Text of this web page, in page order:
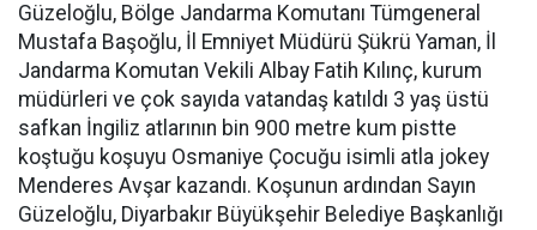
Güzeloğlu, Bölge Jandarma Komutanı Tümgeneral
Mustafa Başoğlu, İl Emniyet Müdürü Şükrü Yaman, İl
Jandarma Komutan Vekili Albay Fatih Kılınç, kurum
müdürleri ve çok sayıda vatandaş katıldı 3 yaş üstü
safkan İngiliz atlarının bin 900 metre kum pistte
koştuğu koşuyu Osmaniye Çocuğu isimli atla jokey
Menderes Avşar kazandı. Koşunun ardından Sayın
Güzeloğlu, Diyarbakır Büyükşehir Belediye Başkanlığı